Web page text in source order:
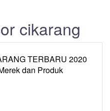
TERBARU 2020
dan Produk